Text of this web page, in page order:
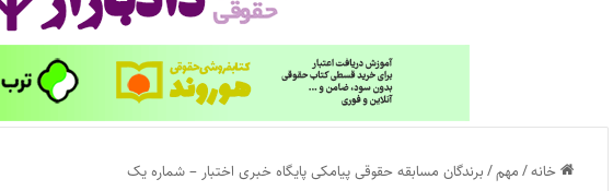
خانه/مهم/برندگان مسابقه حقوقی پیامکی پایگاه خبری اختبار – شماره یک